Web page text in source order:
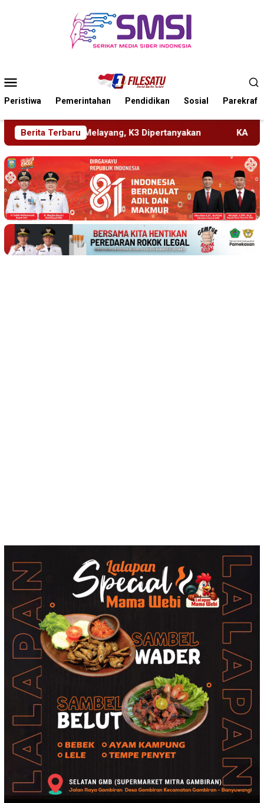
Mobile
Peristiwa Pemerintahan Pendidikan Sosial Parekraf
Berita Terbaru
K3 Dipertanyakan KA BIAS Terhenti, Lima KA Ikut